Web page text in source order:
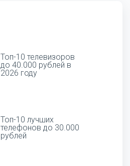
Топ-10 телевизоров
до 40.000 рублей в
2026 году
Топ-10 лучших
телефонов до 30.000
рублей